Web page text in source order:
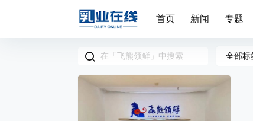
首页 新闻 专题
全部标